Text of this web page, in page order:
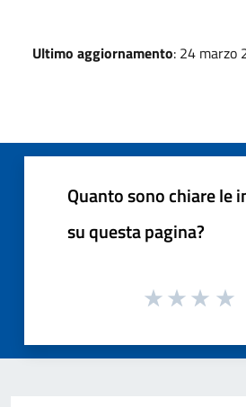
Ultimo aggiornamento: 24 marzo
Quanto sono chiare le
su questa pagina?